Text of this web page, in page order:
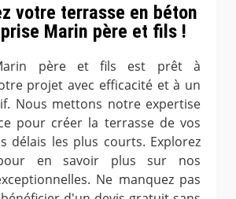
votre terrasse en béton
Marin père et fils !
père et fils est prêt à
projet avec efficacité et à un
Nous mettons notre expertise
pour créer la terrasse de vos
délais les plus courts. Explorez
en savoir plus sur nos
Ne manquez pas